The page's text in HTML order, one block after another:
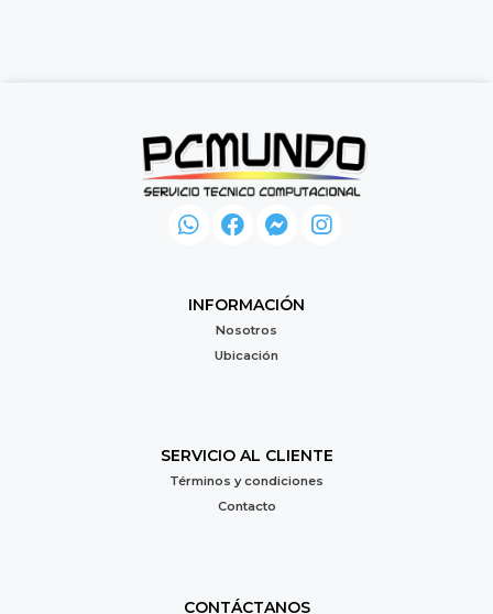
INFORMACIÓN
Nosotros
Ubicación
SERVICIO AL CLIENTE
Términos y condiciones
Contacto
CONTÁCTANOS